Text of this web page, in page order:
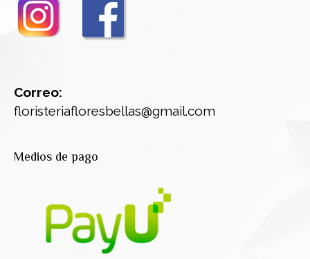
Correo:
floristeriafloresbellas@gmail.com
Medios de pago